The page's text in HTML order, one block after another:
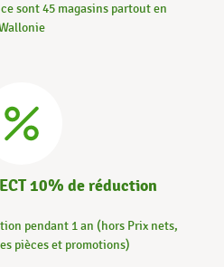
sont 45 magasins partout en
10% de réduction
pendant 1 an (hors Prix nets,
pièces et promotions)